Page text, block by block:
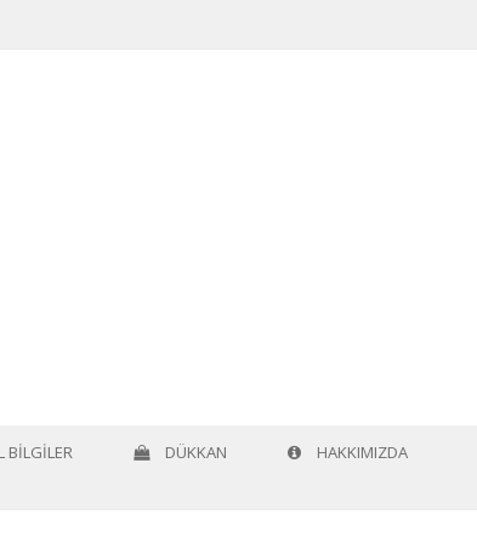
BILGILER DÜKKAN HAKKIMIZDA